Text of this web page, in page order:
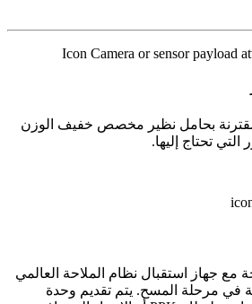
مقترنة بحامل نظير مخصص خفيف الوزن
التي تحتاج إليها.
مع جهاز استقبال نظام الملاحة العالمي
في مرحلة المسح. يتم تقديم وحدة